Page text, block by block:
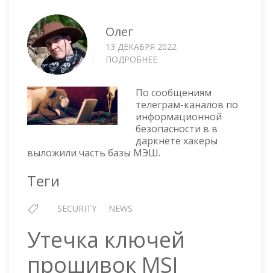
Олег
13 ДЕКАБРЯ 2022
ПОДРОБНЕЕ
По сообщениям
телеграм-каналов по
информационной
безопасности в в
даркнете хакеры
выложили часть базы МЭШ.
Теги
SECURITY NEWS
Утечка ключей
прошивок MSI